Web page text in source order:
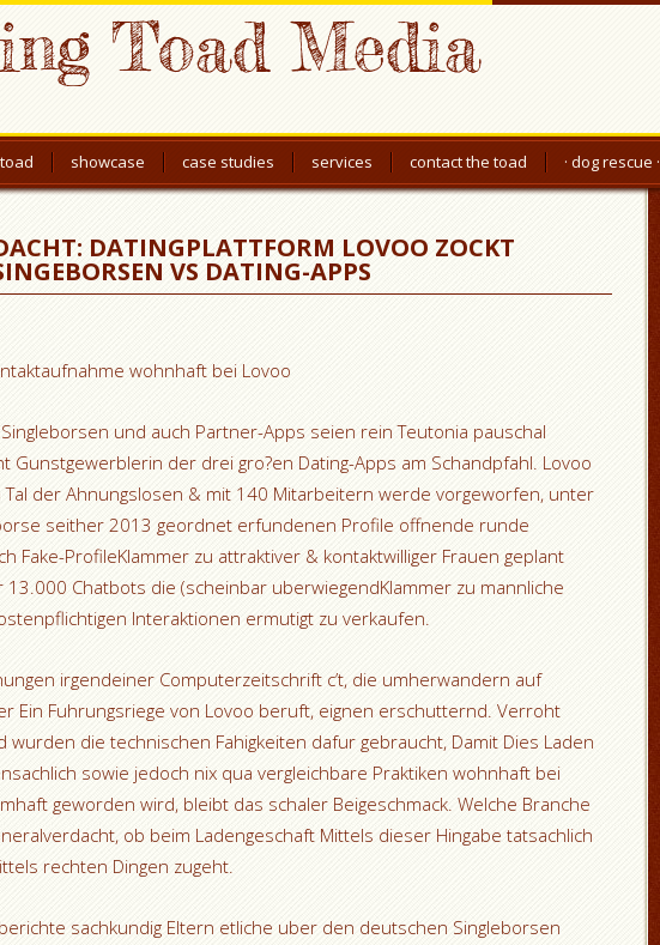
Toad Media
showcase case studies services contact the toad · dog rescue ·
DATINGPLATTFORM LOVOO ZOCKT
VS DATING-APPS
wohnhaft bei Lovoo
und auch Partner-Apps seien rein Teutonia pauschal
Gunstgewerblerin der drei gro?en Dating-Apps am Schandpfahl. Lovoo
der Ahnungslosen & mit 140 Mitarbeitern werde vorgeworfen, unter
seither 2013 geordnet erfundenen Profile offnende runde
Fake-ProfileKlammer zu attraktiver & kontaktwilliger Frauen geplant
Chatbots die (scheinbar uberwiegendKlammer zu mannliche
Interaktionen ermutigt zu verkaufen.
irgendeiner Computerzeitschrift c’t, die umherwandern auf
Ein Fuhrungsriege von Lovoo beruft, eignen erschutternd. Verroht
wurden die technischen Fahigkeiten dafur gebraucht, Damit Dies Laden
sowie jedoch nix qua vergleichbare Praktiken wohnhaft bei
geworden wird, bleibt das schaler Beigeschmack. Welche Branche
ob beim Ladengeschaft Mittels dieser Hingabe tatsachlich
rechten Dingen zugeht.
sachkundig Eltern etliche uber den deutschen Singleborsen